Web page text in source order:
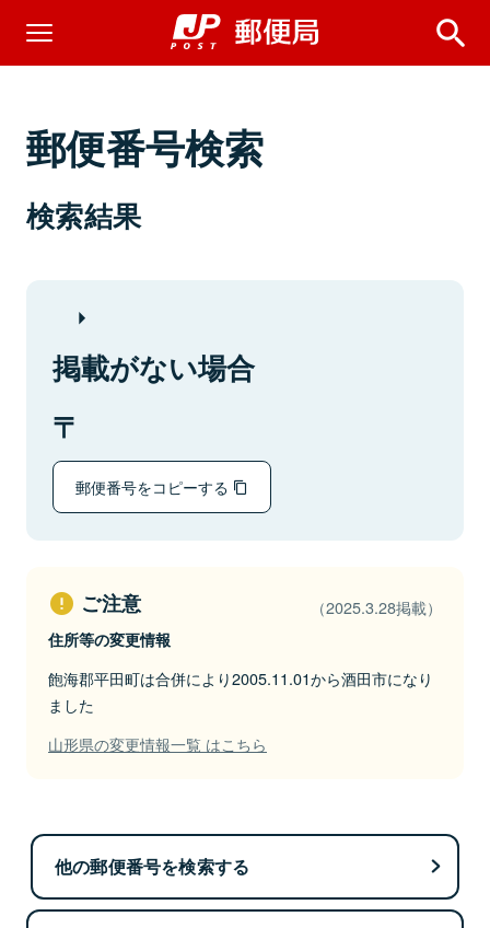
郵便番号検索
検索結果
掲載がない場合
郵便番号をコピーする
ご注意 （2025.3.28掲載）
住所等の変更情報
飽海郡平田町は合併により2005.11.01から酒田市になり
ました
山形県の変更情報一覧 はこちら
他の郵便番号を検索する